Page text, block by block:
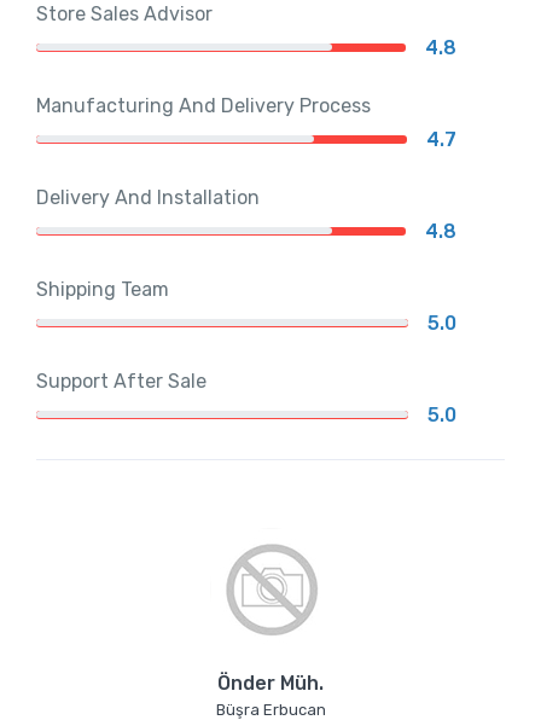
Store Sales Advisor
4.8
Manufacturing And Delivery Process
4.7
Delivery And Installation
4.8
Shipping Team
5.0
Support After Sale
5.0
Önder Müh.
Büşra Erbucan